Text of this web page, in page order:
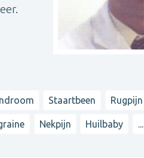
Staartbeen Rugpijn
Nekpijn Huilbaby ...